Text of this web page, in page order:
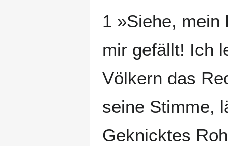
1 »Siehe, mein
mir gefällt! Ich
Völkern das
seine Stimme,
Geknicktes